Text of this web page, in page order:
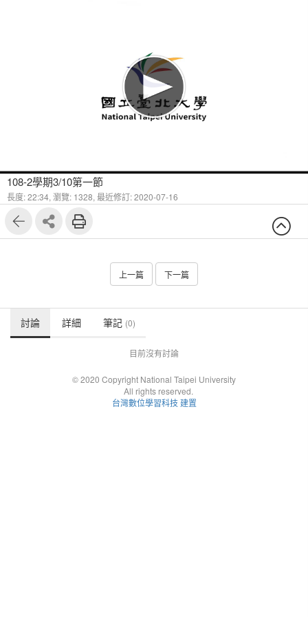
108-2學期3/10第一節
長度: 22:34, 瀏覽: 1328, 最近修訂: 2020-07-16
上一篇 下一篇
討論 詳細 筆記 (0)
目前沒有討論
© 2020 Copyright National Taipei University
All rights reserved.
台灣數位學習科技 建置